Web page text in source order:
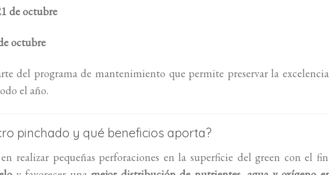
de octubre
octubre
del programa de mantenimiento que permite preservar la
el año.
pinchado y qué beneficios aporta?
realizar pequeñas perforaciones en la superficie del green con el